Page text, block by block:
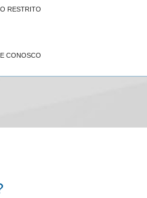
RESTRITO
CONOSCO